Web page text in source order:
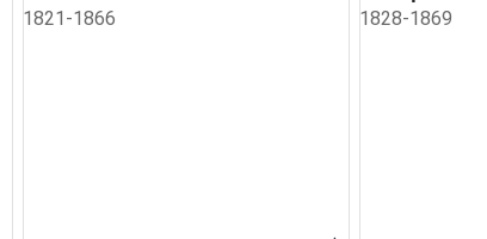
1821-1866 1828-1869